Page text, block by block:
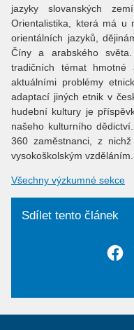
jazyky slovanských
Orientalistika, která má u
orientálních jazyků,
Číny a arabského
tradičních témat
aktuálními problémy
adaptací jiných etnik v
hudební kultury je
našeho kulturního
360 zaměstnanci, z
vysokoškolským vzděláním.
Všechny výzkumné sekce
Sdílet tento článek